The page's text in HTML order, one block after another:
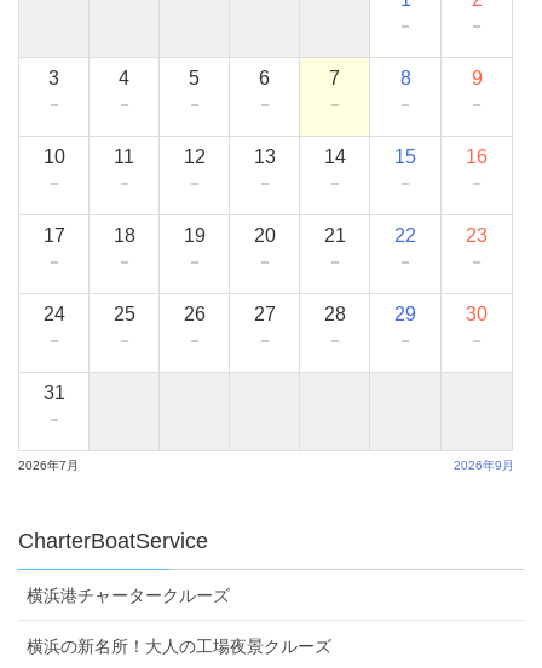
－ －
3
－
4
－
5
－
6
－
7
－
8
－
9
－
10
－
11
－
12
－
13
－
14
－
15
－
16
－
17
－
18
－
19
－
20
－
21
－
22
－
23
－
24
－
25
－
26
－
27
－
28
－
29
－
30
－
31
－
2026年7月 2026年9月
CharterBoatService
横浜港チャータークルーズ
横浜の新名所！大人の工場夜景クルーズ